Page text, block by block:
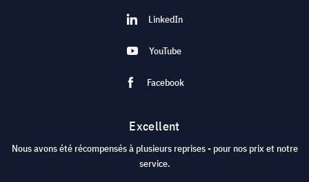
LinkedIn
YouTube
Facebook
Excellent
Nous avons été récompensés à plusieurs reprises - pour nos prix et notre
service.